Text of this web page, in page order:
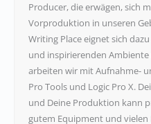
Producer, die erwägen, sich
Vorproduktion in unseren
Writing Place eignet sich
und inspirierenden
arbeiten wir mit Aufnahme-
Pro Tools und Logic Pro X.
und Deine Produktion kann
gutem Equipment und vielen